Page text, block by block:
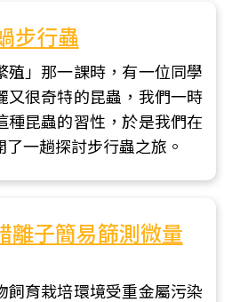
步行蟲
殖」那一課時，有一位同學
又很奇特的昆蟲，我們一時
種昆蟲的習性，於是我們在
一趟探討步行蟲之旅。
離子簡易篩測微量
飼育栽培環境受重金屬污染